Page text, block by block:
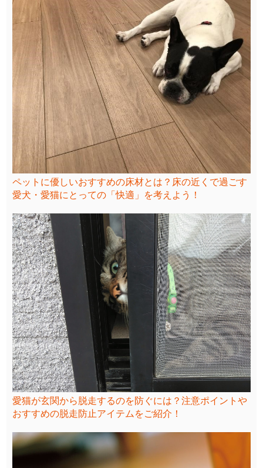
ペットに優しいおすすめの床材とは？床の近くで過ごす
愛犬・愛猫にとっての「快適」を考えよう！
愛猫が玄関から脱走するのを防ぐには？注意ポイントや
おすすめの脱走防止アイテムをご紹介！